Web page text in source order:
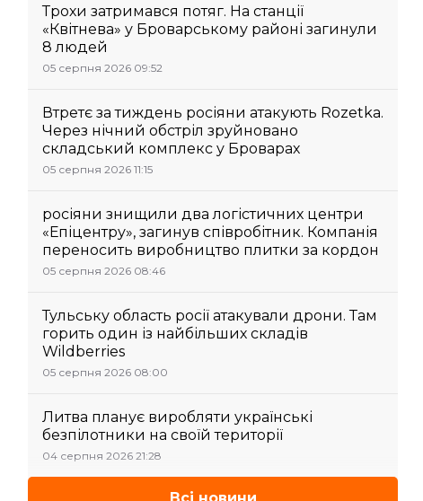
Трохи затримався потяг. На станції
«Квітнева» у Броварському районі загинули
8 людей
05 серпня 2026 09:52
Втретє за тиждень росіяни атакують Rozetka.
Через нічний обстріл зруйновано
складський комплекс у Броварах
05 серпня 2026 11:15
росіяни знищили два логістичних центри
«Епіцентру», загинув співробітник. Компанія
переносить виробництво плитки за кордон
05 серпня 2026 08:46
Тульську область росії атакували дрони. Там
горить один із найбільших складів
Wildberries
05 серпня 2026 08:00
Литва планує виробляти українські
безпілотники на своїй території
04 серпня 2026 21:28